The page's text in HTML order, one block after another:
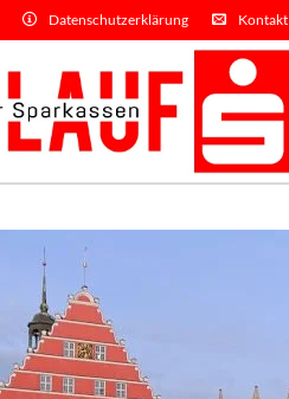
Datenschutzerklärung Kontakt